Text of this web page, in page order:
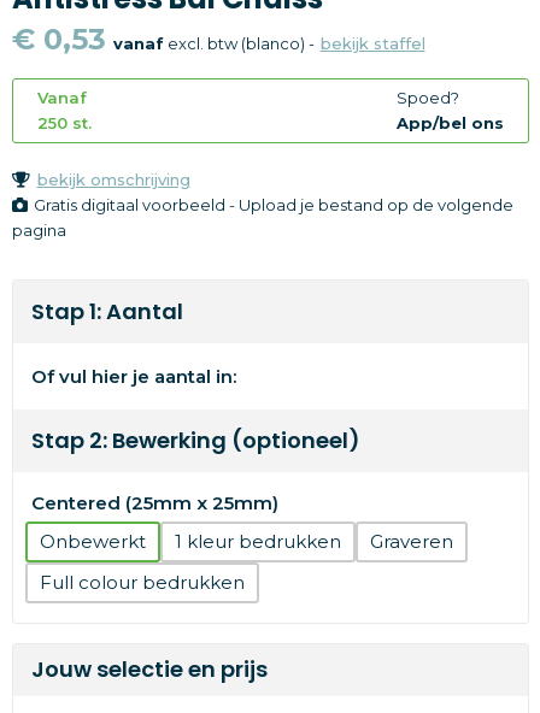
Thema
Merken
€ 0,53 vanafexcl. btw (blanco) - bekijk staffel
Vanaf
250 st.
Spoed?
App/bel ons
bekijk omschrijving
Gratis digitaal voorbeeld - Upload je bestand op de volgende
pagina
Stap 1: Aantal
Of vul hier je aantal in:
Stap 2: Bewerking (optioneel)
Centered (25mm x 25mm)
Onbewerkt
1
Graveren
Full colour
Jouw selectie en prijs